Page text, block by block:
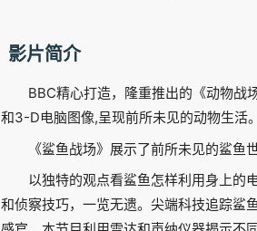
影片简介
BBC精心打造，隆重推出的《动物战
和3-D电脑图像,呈现前所未见的动物生活
《鲨鱼战场》展示了前所未见的鲨鱼
以独特的观点看鲨鱼怎样利用身上的
和侦察技巧，一览无遗。尖端科技追踪鲨